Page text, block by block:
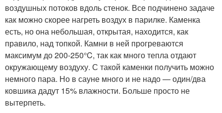
воздушных потоков вдоль стенок. Все подчинено задаче
как можно скорее нагреть воздух в парилке. Каменка
есть, но она небольшая, открытая, находится, как
правило, над топкой. Камни в ней прогреваются
максимум до 200-250°C, так как много тепла отдают
окружающему воздуху. С такой каменки получить можно
немного пара. Но в сауне много и не надо — один/два
ковшика дадут 15% влажности. Больше просто не
вытерпеть.